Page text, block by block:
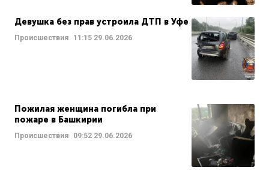
Девушка без прав устроила ДТП в Уфе
Происшествия 11:15 29.06.2026
Пожилая женщина погибла при
пожаре в Башкирии
Происшествия 09:52 29.06.2026